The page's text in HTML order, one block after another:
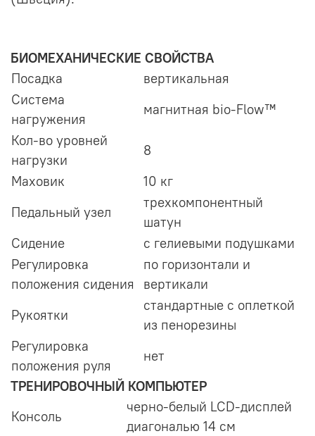
БИОМЕХАНИЧЕСКИЕ СВОЙСТВА
Посадка
вертикальная
Система
нагружения
магнитная bio-Flow™
Кол-во уровней
нагрузки
8
Маховик
10 кг
Педальный узел
трехкомпонентный
шатун
Сидение
с гелиевыми подушками
Регулировка
положения сидения
по горизонтали и
вертикали
Рукоятки
стандартные с оплеткой
из пенорезины
Регулировка
положения руля
нет
ТРЕНИРОВОЧНЫЙ КОМПЬЮТЕР
Консоль
черно-белый LCD-дисплей
диагональю 14 см